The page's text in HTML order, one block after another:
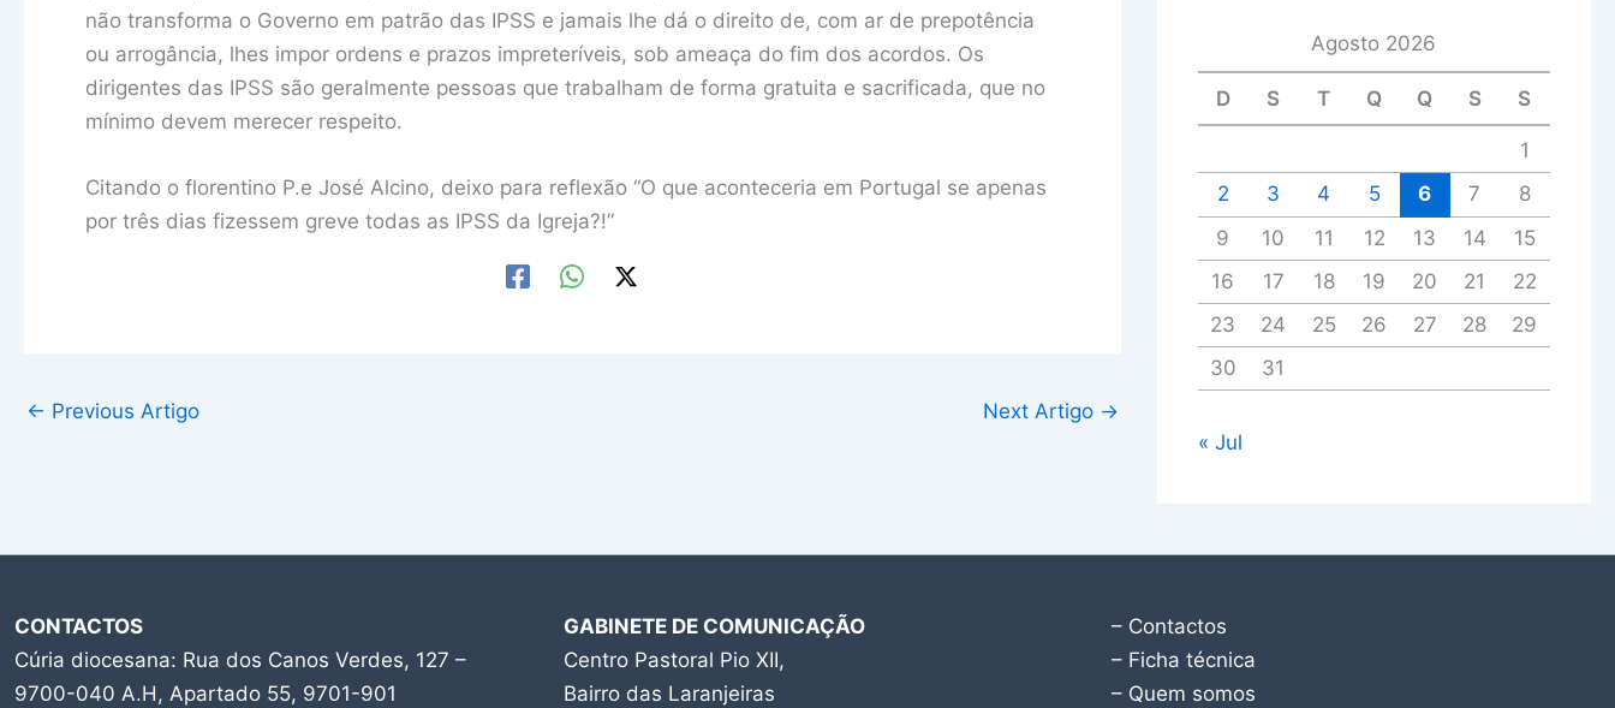
não transforma o Governo em patrão das IPSS e jamais lhe dá o direito de, com ar de prepotência
ou arrogância, lhes impor ordens e prazos impreteríveis, sob ameaça do fim dos acordos. Os
dirigentes das IPSS são geralmente pessoas que trabalham de forma gratuita e sacrificada, que no
mínimo devem merecer respeito.
Citando o florentino P.e José Alcino, deixo para reflexão “O que aconteceria em Portugal se apenas
por três dias fizessem greve todas as IPSS da Igreja?!”
← Previous Artigo Next Artigo →
Agosto 2026
D S T Q Q S S
1
2
3 4 5 6 7
8
9
10 11 12 13 14
15
16
17 18 19 20 21
22
23
24 25 26 27 28
29
30
31
« Jul
CONTACTOS
Cúria diocesana: Rua dos Canos Verdes, 127 –
9700-040 A.H, Apartado 55, 9701-901
GABINETE DE COMUNICAÇÃO
Centro Pastoral Pio XII,
Bairro das Laranjeiras
– Contactos
– Ficha técnica
– Quem somos